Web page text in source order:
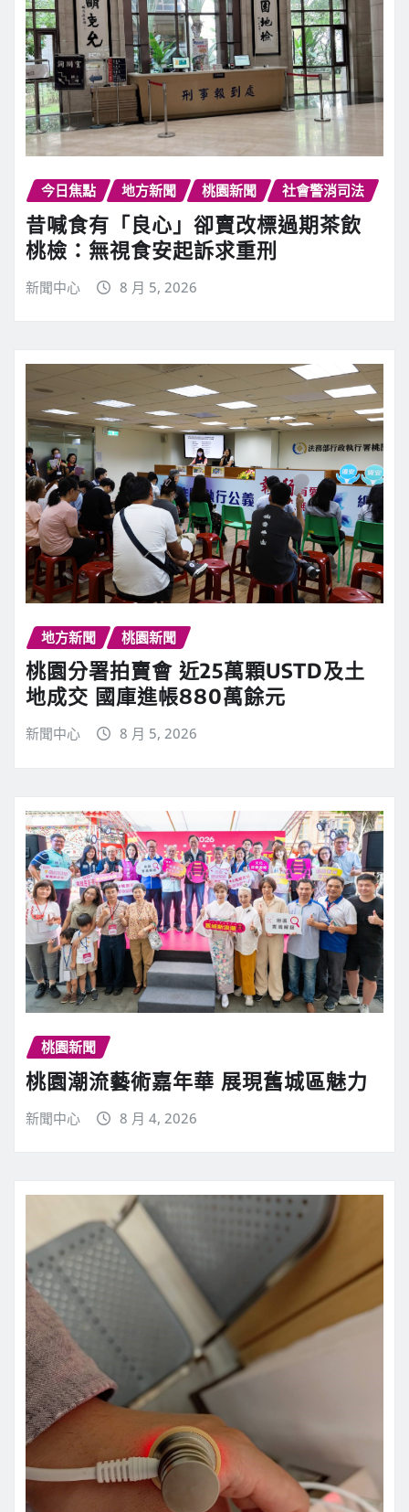
今日焦點 地方新聞 桃園新聞 社會警消司法
昔喊食有「良心」卻賣改標過期茶飲
桃檢：無視食安起訴求重刑
新聞中心 8 月 5, 2026
地方新聞 桃園新聞
桃園分署拍賣會 近25萬顆USTD及土
地成交 國庫進帳880萬餘元
新聞中心 8 月 5, 2026
桃園新聞
桃園潮流藝術嘉年華 展現舊城區魅力
新聞中心 8 月 4, 2026